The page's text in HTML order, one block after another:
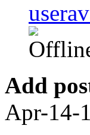
Add
Apr-14-